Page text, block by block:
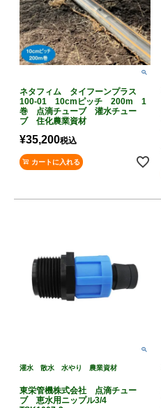
ネタフィム タイフーンプラス
100-01 10cmピッチ 200m 1
巻 点滴チューブ 灌水チュー
ブ 住化農業資材
¥35,200税込
カートに入れる
灌水 散水 水やり 農業資材
東栄管機株式会社 点滴チュー
ブ 恵水用ニップル3/4